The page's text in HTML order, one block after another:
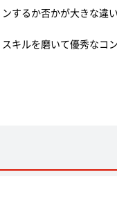
するか否かが大きな違
キルを磨いて優秀なコ